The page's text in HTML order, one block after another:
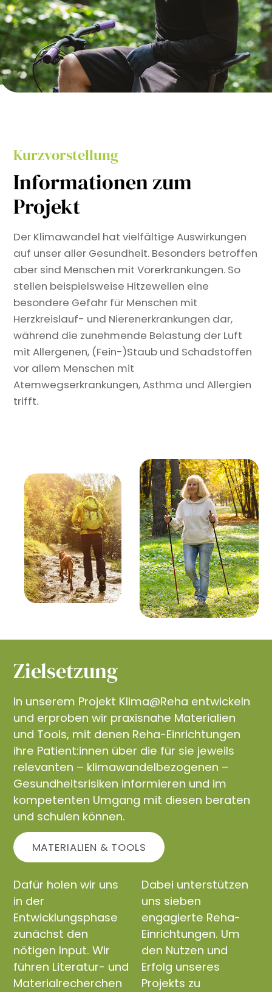
Kurzvorstellung
Informationen zum
Projekt
Der Klimawandel hat vielfältige Auswirkungen
auf unser aller Gesundheit. Besonders betroffen
aber sind Menschen mit Vorerkrankungen. So
stellen beispielsweise Hitzewellen eine
besondere Gefahr für Menschen mit
Herzkreislauf- und Nierenerkrankungen dar,
während die zunehmende Belastung der Luft
mit Allergenen, (Fein-)Staub und Schadstoffen
vor allem Menschen mit
Atemwegserkrankungen, Asthma und Allergien
trifft.
Zielsetzung
In unserem Projekt Klima@Reha entwickeln
und erproben wir praxisnahe Materialien
und Tools, mit denen Reha-Einrichtungen
ihre Patient:innen über die für sie jeweils
relevanten – klimawandelbezogenen –
Gesundheitsrisiken informieren und im
kompetenten Umgang mit diesen beraten
und schulen können.
MATERIALIEN & TOOLS
Dafür holen wir uns
in der
Entwicklungsphase
zunächst den
nötigen Input. Wir
führen Literatur- und
Materialrecherchen
Dabei unterstützen
uns sieben
engagierte Reha-
Einrichtungen. Um
den Nutzen und
Erfolg unseres
Projekts zu